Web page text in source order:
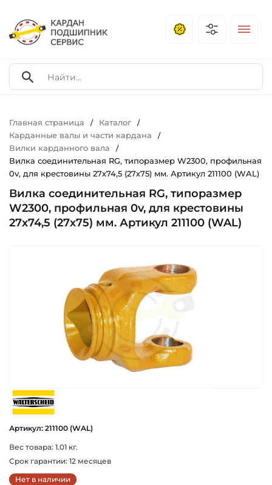
Главная страница / Каталог /
Карданные валы и части кардана /
Вилки карданного вала /
Вилка соединительная RG, типоразмер W2300, профильная
0v, для крестовины 27х74,5 (27х75) мм. Артикул 211100 (WAL)
Вилка соединительная RG, типоразмер
W2300, профильная 0v, для крестовины
27х74,5 (27х75) мм. Артикул 211100 (WAL)
Артикул: 211100 (WAL)
Вес товара: 1.01 кг.
Срок гарантии: 12 месяцев
Нет в наличии